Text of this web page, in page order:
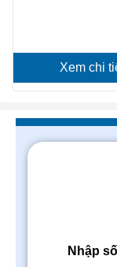
Xem chi
Nhập